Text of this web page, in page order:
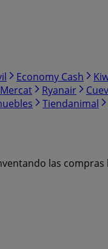
Economy Cash
Ryanair
Tiendanimal
las